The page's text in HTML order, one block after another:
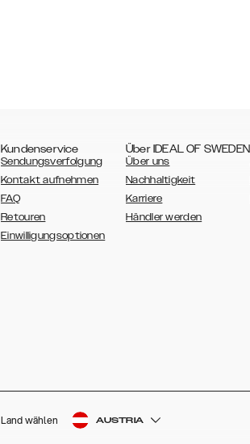
Kundenservice
Sendungsverfolgung
Kontakt aufnehmen
FAQ
Retouren
Einwilligungsoptionen
Über IDEAL OF SWEDEN
Über uns
Nachhaltigkeit
Karriere
Händler werden
Land wählen AUSTRIA
ESPAÑOL